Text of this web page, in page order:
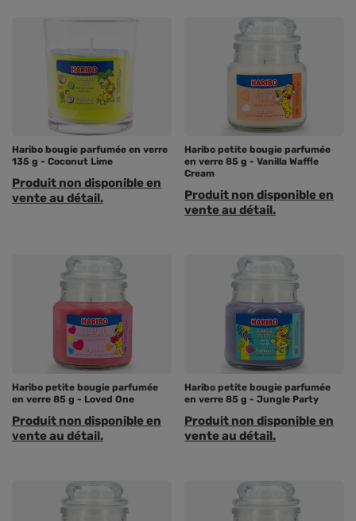
Haribo bougie parfumée en verre
135 g - Coconut Lime
Produit non disponible en
vente au détail.
Haribo petite bougie parfumée
en verre 85 g - Vanilla Waffle
Cream
Produit non disponible en
vente au détail.
Haribo petite bougie parfumée
en verre 85 g - Loved One
Produit non disponible en
vente au détail.
Haribo petite bougie parfumée
en verre 85 g - Jungle Party
Produit non disponible en
vente au détail.